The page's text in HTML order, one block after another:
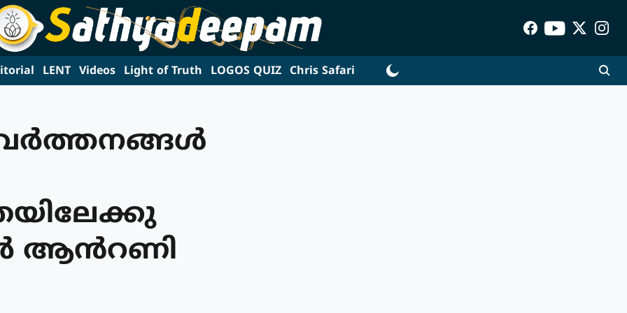
LENT Videos Light of Truth LOGOS QUIZ Chris Safari
ആൻറണി